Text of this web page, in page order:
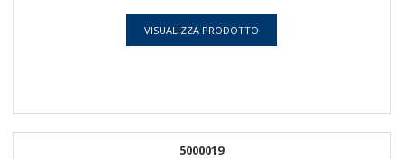
VISUALIZZA PRODOTTO
5000019